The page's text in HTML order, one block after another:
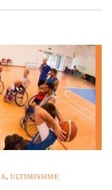
, ULTIMISSIME